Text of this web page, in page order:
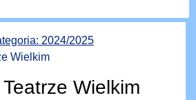
2024/2025
Wielkim
Wielkim